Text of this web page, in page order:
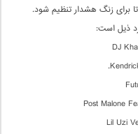
برای زنگ هشدار تنظیم شود.
ذیل است:
DJ
Post Malone
Lil Uzi